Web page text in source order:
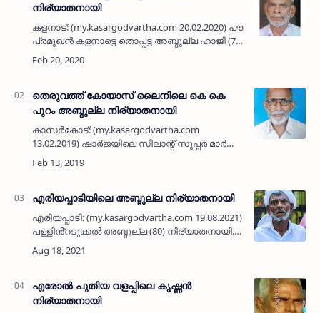
നിര്യാതനായി
കളനാട്: (my.kasargodvartha.com 20.02.2020) പൗര
പ്രമുഖന്‍ കളനാട്ടെ തൊപ്പട്ട അബ്ദുല്ല ഹാജി (75)
നിര്യാതനായി. 10 വര്‍ഷത്തോളമായി കുമ്പള
നായ്ക്കാപ്പില്‍ താമസിച്ചു വരികയ…
തെരുവത്ത് കോയാസ് ലൈനിലെ കെ കെ
പുറം അബ്ദുല്ല നിര്യാതനായി
കാസര്‍കോട്: (my.kasargodvartha.com
13.02.2019) ഷാര്‍ജയിലെ സീലാന്റ് സൂപ്പര്‍ മാര്‍ക്കറ്റ്
കടയുടമ തെരുവത്ത് കോയാസ് ലൈനില്‍
അവ്വാബി മന്‍സിലില്‍ കെ കെ പുറം അബ്ദുല്ല
എരിയപ്പാടിയിലെ അബ്ദുല്ല നിര്യാതനായി
എരിയപ്പാടി: (my.kasargodvartha.com 19.08.2021)
പള്ളിൻ്റടുക്കൽ അബ്ദുല്ല (80) നിര്യാതനായി.
ബുധനാഴ്ച രാത്രി 11 മണിയോടെ വീട്ടിൽ
വെച്ചായിരുന്നു മരണം സംഭവിച്ചത്. പഴയകാല
എരോൽ പുതിയ വളപ്പിലെ കൃഷ്ണൻ
നിര്യാതനായി